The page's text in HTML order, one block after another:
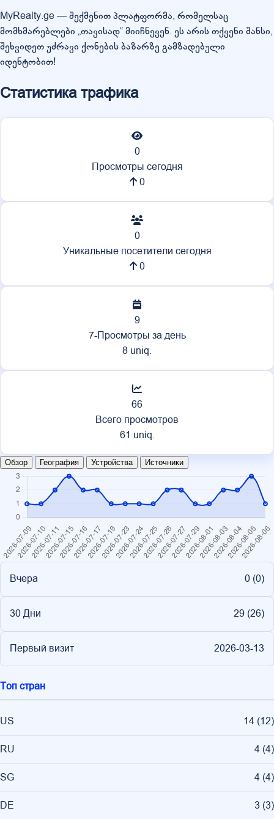
MyRealty.ge — შექმენით პლატფორმა, რომელსაც
მომხმარებლები „თავისად“ მიიჩნევენ. ეს არის თქვენი შანსი,
შეხვიდეთ უძრავი ქონების ბაზარზე გამზადებული
იდენტობით!
Статистика трафика
0
Просмотры сегодня
0
0
Уникальные посетители сегодня
0
9
7-Просмотры за день
8 uniq.
66
Всего просмотров
61 uniq.
Обзор География Устройства Источники
Вчера 0 (0)
30 Дни 29 (26)
Первый визит 2026-03-13
Топ стран
US 14 (12)
RU 4 (4)
SG 4 (4)
DE 3 (3)